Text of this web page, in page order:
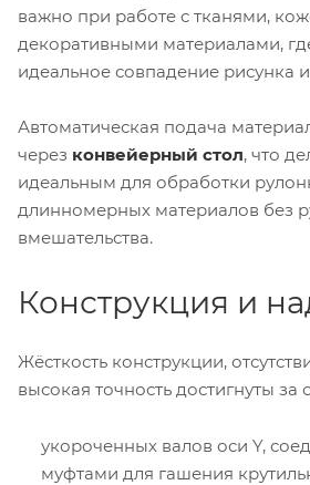
важно при работе с тканями,
декоративными материалами,
идеальное совпадение рисунка
Автоматическая подача
через конвейерный стол, что
идеальным для обработки
длинномерных материалов без
вмешательства.
Конструкция и
Жёсткость конструкции,
высокая точность достигнуты за
укороченных валов оси Y,
муфтами для гашения